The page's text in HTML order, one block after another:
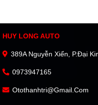
HUY LONG AUTO
389A Nguyễn Xiển, P.Đại
0973947165
Otothanhtri@gmail.com